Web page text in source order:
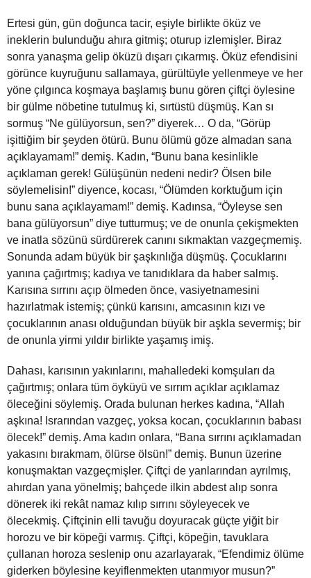
Ertesi gün, gün doğunca tacir, eşiyle birlikte öküz ve
ineklerin bulunduğu ahıra gitmiş; oturup izlemişler. Biraz
sonra yanaşma gelip öküzü dışarı çıkarmış. Öküz efendisini
görünce kuyruğunu sallamaya, gürültüyle yellenmeye ve her
yöne çılgınca koşmaya başlamış bunu gören çiftçi öylesine
bir gülme nöbetine tutulmuş ki, sırtüstü düşmüş. Kan sı
sormuş “Ne gülüyorsun, sen?” diyerek… O da, “Gö­rüp
işittiğim bir şeyden ötürü. Bunu ölümü göze almadan sana
açıklayamam!” demiş. Kadın, “Bunu bana kesinlikle
açıklaman gerek! Gülüşünün nedeni nedir? Ölsen bile
söylemelisin!” diyence, kocası, “Ölümden korktuğum için
bunu sana açıklayamam!” demiş. Kadınsa, “Öyleyse sen
bana gülüyorsun” diye tutturmuş; ve de onunla çekişmekten
ve inatla sözünü sürdürerek canını sıkmaktan vazgeçmemiş.
Sonunda adam büyük bir şaşkınlığa düşmüş. Çocuklarını
yanı­na çağırtmış; kadıya ve tanıdıklara da haber salmış.
Karısına sırrını açıp ölmeden önce, vasiyetnamesini
hazırlatmak istemiş; çünkü karısını, amcasının kızı ve
çocuklarının anası olduğundan büyük bir aşkla severmiş; bir
de onunla yirmi yıldır birlikte yaşamış imiş.
Dahası, karısının yakınlarını, mahalledeki komşuları da
çağırtmış; onlara tüm öyküyü ve sırrım açıklar açıklamaz
öleceğini söylemiş. Orada bulunan herkes kadına, “Allah
aşkına! Israrından vazgeç, yoksa kocan, çocuklarının babası
ölecek!” demiş. Ama kadın onlara, “Bana sırrını açıklamadan
yakasını bırakmam, ölürse ölsün!” demiş. Bunun üzerine
konuşmaktan vazgeçmişler. Çiftçi de yanlarından ayrılmış,
ahırdan yana yönelmiş; bahçede ilkin abdest alıp sonra
dönerek iki rekât namaz kılıp sırrını söyleyecek ve
ölecekmiş. Çiftçinin elli tavuğu doyuracak güçte yiğit bir
horozu ve bir köpeği varmış. Çiftçi, köpeğin, tavuklara
çullanan horoza seslenip onu azarlayarak, “Efendimiz ölüme
giderken böylesine keyiflenmekten utanmıyor musun?”